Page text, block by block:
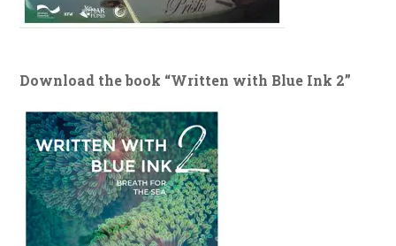
Download the book “Written with Blue Ink 2”